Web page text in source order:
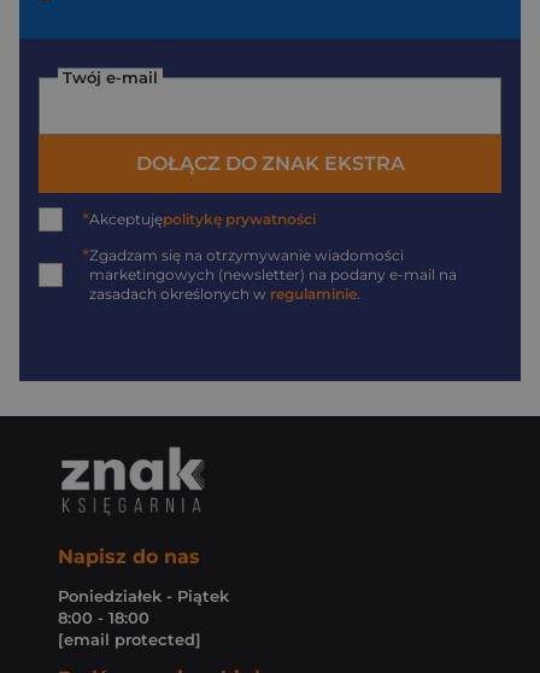
Twój e-mail
DOŁĄCZ DO ZNAK EKSTRA
*Akceptujępolitykę prywatności
*Zgadzam się na otrzymywanie wiadomości
marketingowych (newsletter) na podany e-mail na
zasadach określonych w regulaminie.
Napisz do nas
Poniedziałek - Piątek
8:00 - 18:00
[email protected]